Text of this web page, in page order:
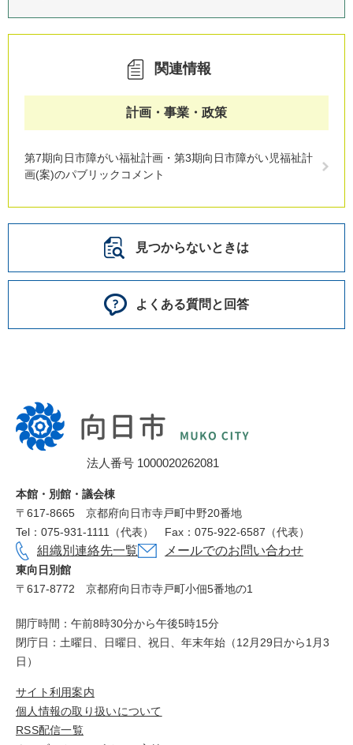
関連情報
計画・事業・政策
第7期向日市障がい福祉計画・第3期向日市障がい児福祉計
画(案)のパブリックコメント
見つからないときは
よくある質問と回答
向
日
市
所
法人番号 1000020262081
本館・別館・議会棟
〒617‐8665
京都府向日市寺戸町中野20番地
Tel：075-931-1111（代表）
Fax：075-922-6587（代表）
東向日別館
〒617-8772
京都府向日市寺戸町小佃5番地の1
組織別連絡先一覧 メールでのお問い合わせ
開庁時間：午前8時30分から午後5時15分
閉庁日：土曜日、日曜日、祝日、年末年始（12月29日から1月3
日）
サイト利用案内
個人情報の取り扱いについて
RSS配信一覧